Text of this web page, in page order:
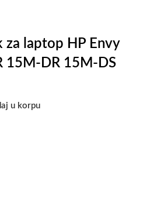
za laptop HP Envy
15M-DR 15M-DS
u korpu